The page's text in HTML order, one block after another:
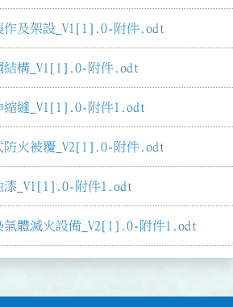
作及架設_V1[1].0-附件.odt
結構_V1[1].0-附件.odt
縮縫_V1[1].0-附件1.odt
防火被覆_V2[1].0-附件.odt
漆_V1[1].0-附件1.odt
氣體滅火設備_V2[1].0-附件1.odt